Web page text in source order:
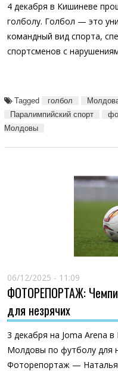
4 декабря в Кишиневе
голболу. Голбол — это
командный вид спорта,
спортсменов с
Tagged голбол
Паралимпийский спорт
Молдовы
06/12/2025 - 11:09
ФОТОРЕПОРТАЖ:
для незрячих
3 декабря на Joma Arena
Молдовы по футболу для
Фоторепортаж —